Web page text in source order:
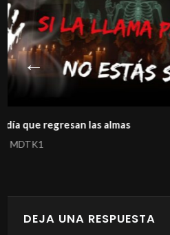
La historia de un
DEJA UNA RESPUESTA